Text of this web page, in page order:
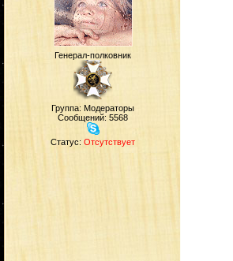
Генерал-полковник
Группа: Модераторы
Сообщений: 5568
Статус: Отсутствует